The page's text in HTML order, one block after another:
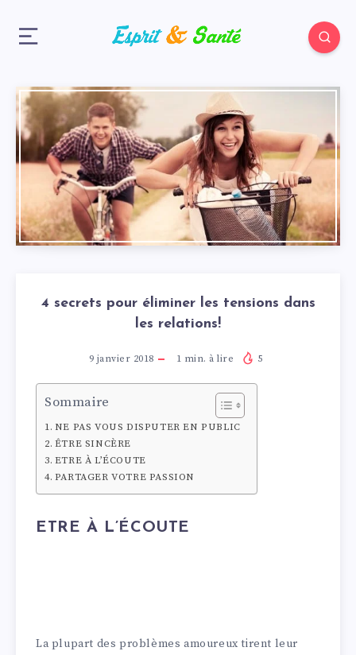
4 secrets pour éliminer les tensions dans
les relations!
9 janvier 2018 1 min. à lire 5
Sommaire
NE PAS VOUS DISPUTER EN PUBLIC
ÊTRE SINCÈRE
ETRE À L’ÉCOUTE
PARTAGER VOTRE PASSION
ETRE À L’ÉCOUTE
La plupart des problèmes amoureux tirent leur